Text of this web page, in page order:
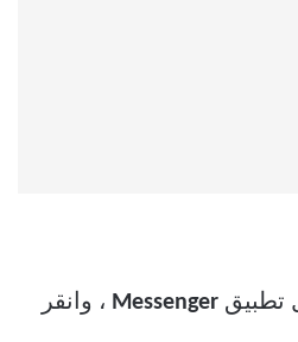
تطبيق Messenger ، وانقر